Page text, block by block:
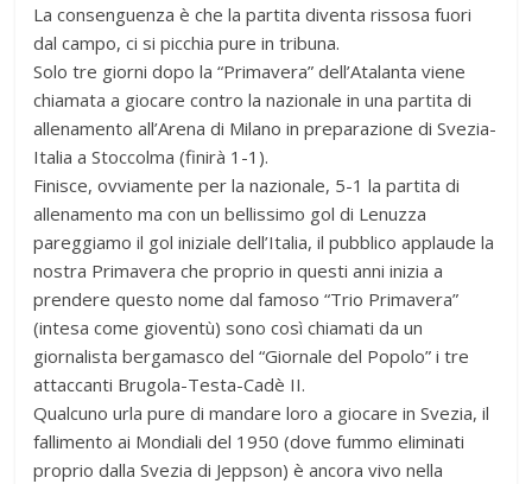
La consenguenza è che la partita diventa rissosa fuori
dal campo, ci si picchia pure in tribuna.
Solo tre giorni dopo la “Primavera” dell’Atalanta viene
chiamata a giocare contro la nazionale in una partita di
allenamento all’Arena di Milano in preparazione di Svezia-
Italia a Stoccolma (finirà 1-1).
Finisce, ovviamente per la nazionale, 5-1 la partita di
allenamento ma con un bellissimo gol di Lenuzza
pareggiamo il gol iniziale dell’Italia, il pubblico applaude la
nostra Primavera che proprio in questi anni inizia a
prendere questo nome dal famoso “Trio Primavera”
(intesa come gioventù) sono così chiamati da un
giornalista bergamasco del “Giornale del Popolo” i tre
attaccanti Brugola-Testa-Cadè II.
Qualcuno urla pure di mandare loro a giocare in Svezia, il
fallimento ai Mondiali del 1950 (dove fummo eliminati
proprio dalla Svezia di Jeppson) è ancora vivo nella